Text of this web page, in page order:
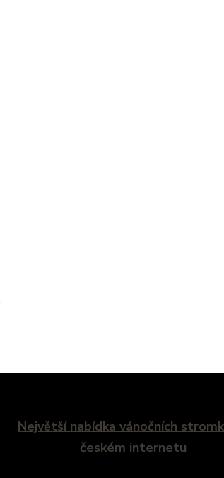
Největší nabídka vánočních
českém internetu